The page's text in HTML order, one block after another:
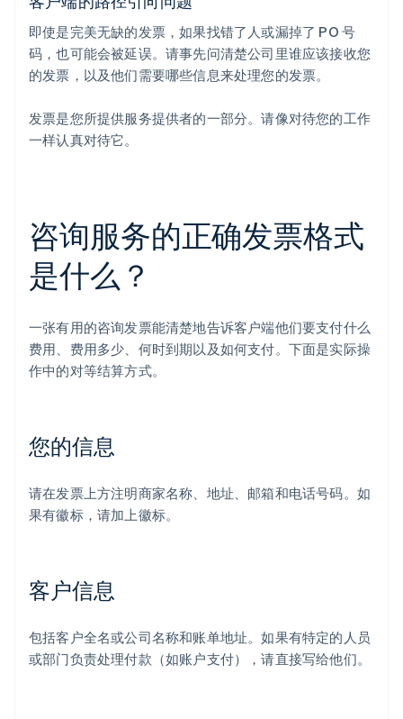
即使是完美无缺的发票，如果找错了人或漏掉了 PO 号
码，也可能会被延误。请事先问清楚公司里谁应该接收您
的发票，以及他们需要哪些信息来处理您的发票。
发票是您所提供服务提供者的一部分。请像对待您的工作
一样认真对待它。
咨询服务的正确发票格式
是什么？
一张有用的咨询发票能清楚地告诉客户端他们要支付什么
费用、费用多少、何时到期以及如何支付。下面是实际操
作中的对等结算方式。
您的信息
请在发票上方注明商家名称、地址、邮箱和电话号码。如
果有徽标，请加上徽标。
客户信息
包括客户全名或公司名称和账单地址。如果有特定的人员
或部门负责处理付款（如账户支付），请直接写给他们。